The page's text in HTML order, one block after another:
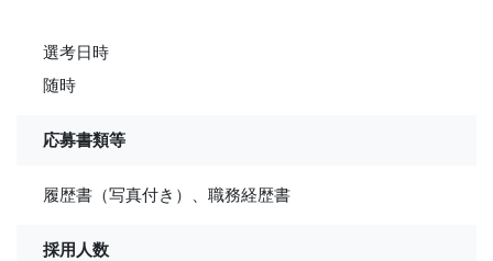
選考日時
随時
応募書類等
履歴書（写真付き）、職務経歴書
採用人数